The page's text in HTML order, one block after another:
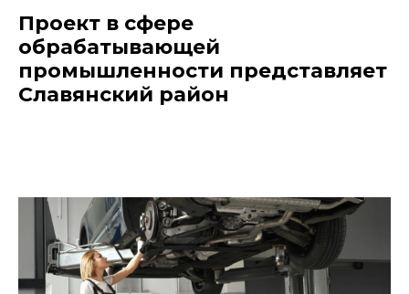
Проект в сфере
обрабатывающей
промышленности представляет
Славянский район